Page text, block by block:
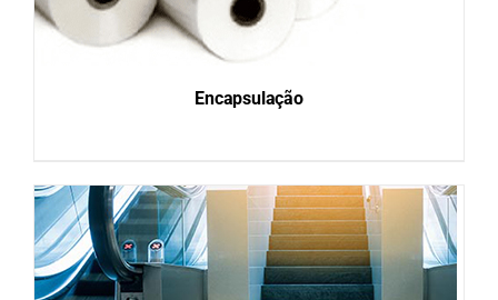
DETAILS
Encapsulação